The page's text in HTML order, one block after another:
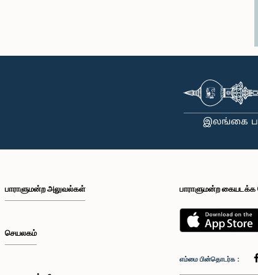
பாராளுமன்ற அலுவல்கள்
செயலகம்
பாராளுமன்ற கையடக்க
எம்மை பின்தொடர்க :